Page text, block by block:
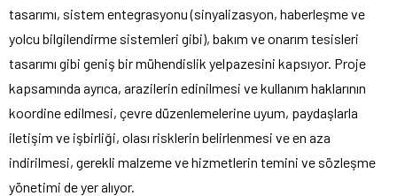
tasarımı, sistem entegrasyonu (sinyalizasyon, haberleşme ve
yolcu bilgilendirme sistemleri gibi), bakım ve onarım tesisleri
tasarımı gibi geniş bir mühendislik yelpazesini kapsıyor. Proje
kapsamında ayrıca, arazilerin edinilmesi ve kullanım haklarının
koordine edilmesi, çevre düzenlemelerine uyum, paydaşlarla
iletişim ve işbirliği, olası risklerin belirlenmesi ve en aza
indirilmesi, gerekli malzeme ve hizmetlerin temini ve sözleşme
yönetimi de yer alıyor.